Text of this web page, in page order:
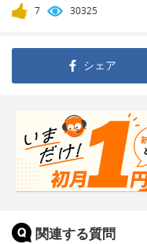
7 30325
シェア
関連する質問